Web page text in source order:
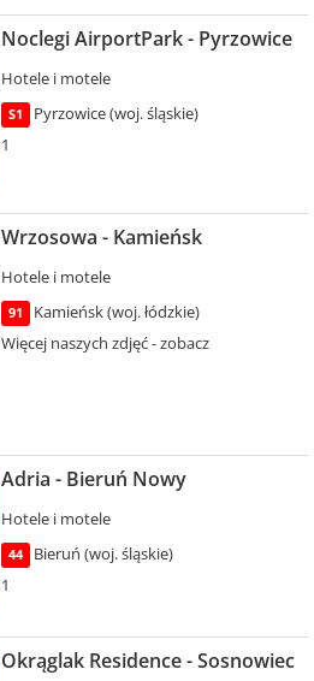
Noclegi AirportPark - Pyrzowice
Hotele i motele
S1
Pyrzowice (woj. śląskie)
1
Wrzosowa - Kamieńsk
Hotele i motele
91
Kamieńsk (woj. łódzkie)
Więcej naszych zdjęć - zobacz
Adria - Bieruń Nowy
Hotele i motele
44
Bieruń (woj. śląskie)
1
Okrąglak Residence - Sosnowiec